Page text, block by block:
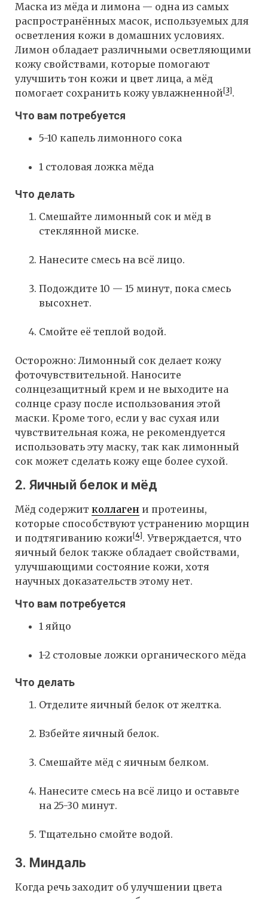
Маска из мёда и лимона — одна из самых
распространённых масок, используемых для
осветления кожи в домашних условиях.
Лимон обладает различными осветляющими
кожу свойствами, которые помогают
улучшить тон кожи и цвет лица, а мёд
помогает сохранить кожу увлажненной[3].
Что вам потребуется
5-10 капель лимонного сока
1 столовая ложка мёда
Что делать
Смешайте лимонный сок и мёд в
стеклянной миске.
Нанесите смесь на всё лицо.
Подождите 10 — 15 минут, пока смесь
высохнет.
Смойте её теплой водой.
Осторожно: Лимонный сок делает кожу
фоточувствительной. Наносите
солнцезащитный крем и не выходите на
солнце сразу после использования этой
маски. Кроме того, если у вас сухая или
чувствительная кожа, не рекомендуется
использовать эту маску, так как лимонный
сок может сделать кожу еще более сухой.
2. Яичный белок и мёд
Мёд содержит коллаген и протеины,
которые способствуют устранению морщин
и подтягиванию кожи[4]. Утверждается, что
яичный белок также обладает свойствами,
улучшающими состояние кожи, хотя
научных доказательств этому нет.
Что вам потребуется
1 яйцо
1-2 столовые ложки органического мёда
Что делать
Отделите яичный белок от желтка.
Взбейте яичный белок.
Смешайте мёд с яичным белком.
Нанесите смесь на всё лицо и оставьте
на 25-30 минут.
Тщательно смойте водой.
3. Миндаль
Когда речь заходит об улучшении цвета